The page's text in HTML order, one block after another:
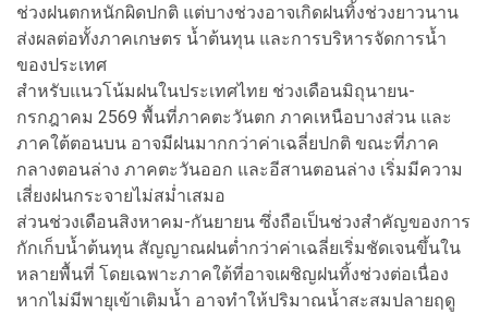
ช่วงฝนตกหนักผิดปกติ แต่บางช่วงอาจเกิดฝนทิ้งช่วงยาวนาน
ส่งผลต่อทั้งภาคเกษตร น้ำต้นทุน และการบริหารจัดการน้ำ
ของประเทศ
สำหรับแนวโน้มฝนในประเทศไทย ช่วงเดือนมิถุนายน-
กรกฎาคม 2569 พื้นที่ภาคตะวันตก ภาคเหนือบางส่วน และ
ภาคใต้ตอนบน อาจมีฝนมากกว่าค่าเฉลี่ยปกติ ขณะที่ภาค
กลางตอนล่าง ภาคตะวันออก และอีสานตอนล่าง เริ่มมีความ
เสี่ยงฝนกระจายไม่สม่ำเสมอ
ส่วนช่วงเดือนสิงหาคม-กันยายน ซึ่งถือเป็นช่วงสำคัญของการ
กักเก็บน้ำต้นทุน สัญญาณฝนต่ำกว่าค่าเฉลี่ยเริ่มชัดเจนขึ้นใน
หลายพื้นที่ โดยเฉพาะภาคใต้ที่อาจเผชิญฝนทิ้งช่วงต่อเนื่อง
หากไม่มีพายุเข้าเติมน้ำ อาจทำให้ปริมาณน้ำสะสมปลายฤดู